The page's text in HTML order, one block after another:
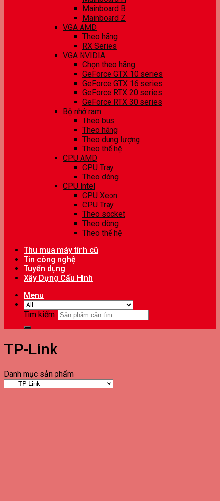
Mainboard B
Mainboard Z
VGA AMD
Theo hãng
RX Series
VGA NVIDIA
Chọn theo hãng
GeForce GTX 10 series
GeForce GTX 16 series
GeForce RTX 20 series
GeForce RTX 30 series
Bộ nhớ ram
Theo bus
Theo hãng
Theo dung lượng
Theo thế hệ
CPU AMD
CPU Tray
Theo dòng
CPU Intel
CPU Xeon
CPU Tray
Theo socket
Theo dòng
Theo thế hệ
Thu mua máy tính cũ
Tin công nghệ
Tuyển dụng
Xây Dựng Cấu Hình
Menu
Tìm kiếm:
TP-Link
Danh mục sản phẩm